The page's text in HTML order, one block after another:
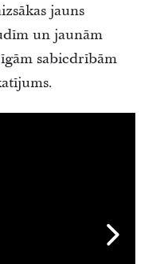
jauns
un jaunām
sabiedrībām